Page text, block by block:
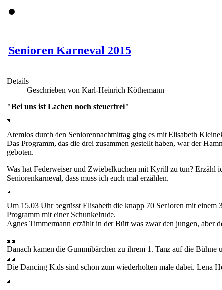
Senioren Karneval 2015
Details
Geschrieben von Karl-Heinrich Köthemann
"Bei uns ist Lachen noch steuerfrei"
Atemlos durch den Seniorennachmittag ging es mit Elisabeth
Das Programm, das die drei zusammen gestellt haben, war der
geboten.
Was hat Federweiser und Zwiebelkuchen mit Kyrill zu tun? Erzähl
Seniorenkarneval, dass muss ich euch mal erzählen.
Um 15.03 Uhr begrüsst Elisabeth die knapp 70 Senioren mit einem
Programm mit einer Schunkelrude.
Agnes Timmermann erzählt in der Bütt was zwar den jungen, aber
Danach kamen die Gummibärchen zu ihrem 1. Tanz auf die Bühne
Die Dancing Kids sind schon zum wiederholten male dabei. Lena